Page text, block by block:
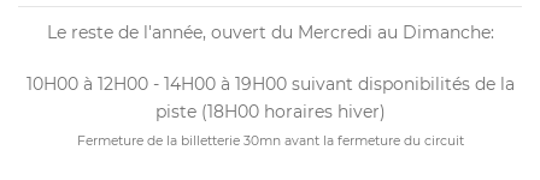
Le reste de l'année, ouvert du Mercredi au Dimanche:
10H00 à 12H00 - 14H00 à 19H00 suivant disponibilités de la
piste (18H00 horaires hiver)
Fermeture de la billetterie 30mn avant la fermeture du circuit